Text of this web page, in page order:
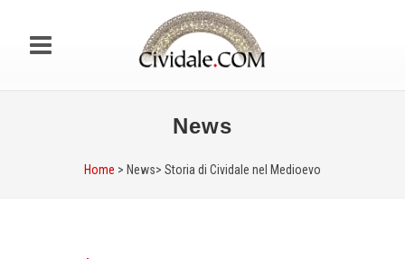
News
Home > News> Storia di Cividale nel Medioevo